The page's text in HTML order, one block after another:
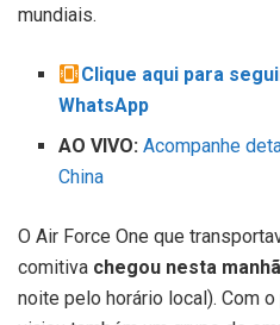
mundiais.
Clique aqui para
WhatsApp
AO VIVO: Acompanhe
China
O Air Force One que
comitiva chegou nesta
noite pelo horário local). Com